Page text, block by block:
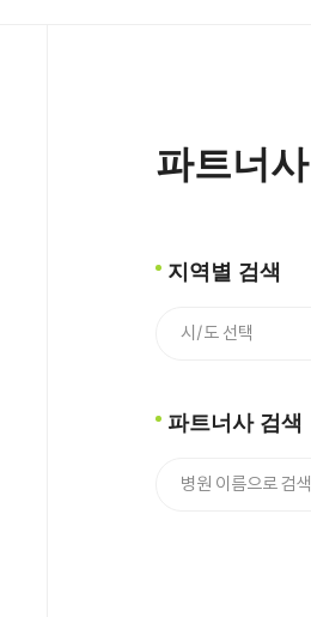
파트너
지역별 검색
파트너사 검색